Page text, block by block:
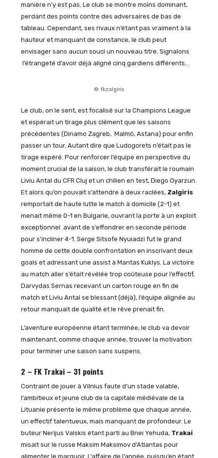
manière n’y est pas. Le club se montre moins dominant,
perdant des points contre des adversaires de bas de
tableau. Cependant, ses rivaux n’étant pas vraiment à la
hauteur et manquant de constance, le club peut
envisager sans aucun souci un nouveau titre. Signalons
l’étrangeté d’avoir déjà aligné cinq gardiens différents…
© fkzalgiris
Le club, on le sent, est focalisé sur la Champions League
et espérait un tirage plus clément que les saisons
précédentes (Dinamo Zagreb, Malmö, Astana) pour enfin
passer un tour. Autant dire que Ludogorets n’était pas le
tirage espéré. Pour renforcer l’équipe en perspective du
moment crucial de la saison, le club transférait le roumain
Liviu Antal du CFR Cluj et un chilien en test, Diego Oyarzun.
Et alors qu’on pouvait s’attendre à deux raclées, Zalgiris
remportait de haute lutte le match à domicile (2-1) et
menait même 0-1 en Bulgarie, ouvrant la porte à un exploit
exceptionnel avant de s’effondrer en seconde période
pour s’incliner 4-1. Serge Sitsofe Nyuiadzi fut le grand
homme de cette double confrontation en inscrivant deux
goals et adressant une assist à Mantas Kuklys. La victoire
au match aller s’était révélée trop coûteuse pour l’effectif,
Darvydas Sernas recevant un carton rouge en fin de
match et Liviu Antal se blessant (déjà), l’équipe alignée au
retour manquait de qualité et le rêve prenait fin.
L’aventure européenne étant terminée, le club va devoir
maintenant, comme chaque année, trouver la motivation
pour terminer une saison sans suspens.
2 – FK Trakai – 31 points
Contraint de jouer à Vilnius faute d’un stade valable,
l’ambitieux et jeune club de la capitale médiévale de la
Lituanie présente le même problème que chaque année,
un effectif talentueux, mais manquant de profondeur. Le
buteur Nerijus Valskis étant parti au Bnei Yehuda, Trakai
misait sur le russe Maksim Maksimov d’Atlantas pour
alimenter le marquoir. L’affaire de l’année, puisqu’en étant